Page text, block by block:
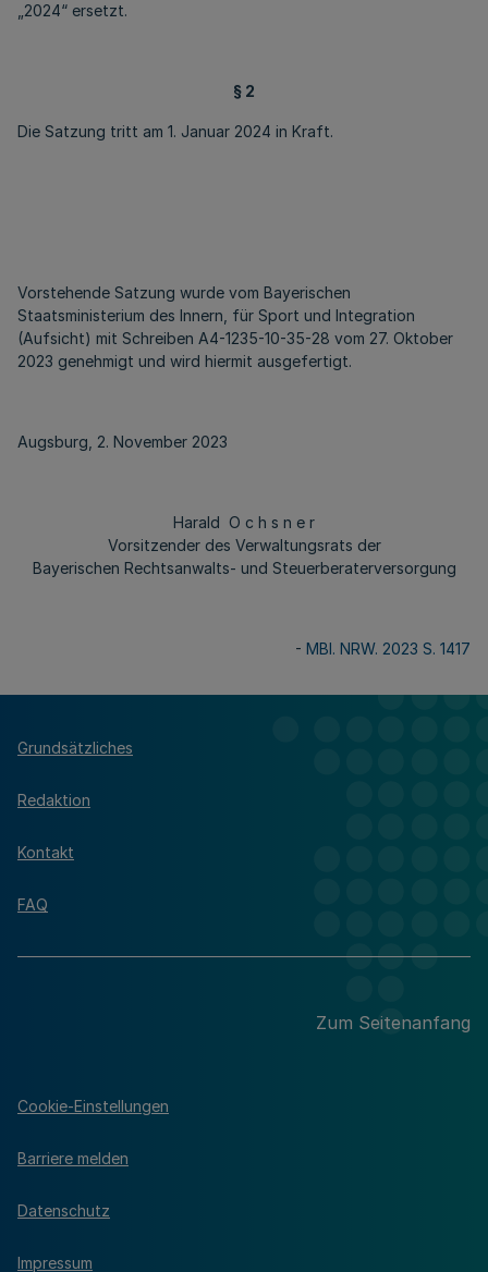
„2024“ ersetzt.
§ 2
Die Satzung tritt am 1. Januar 2024 in Kraft.
Vorstehende Satzung wurde vom Bayerischen
Staatsministerium des Innern, für Sport und Integration
(Aufsicht) mit Schreiben A4-1235-10-35-28 vom 27. Oktober
2023 genehmigt und wird hiermit ausgefertigt.
Augsburg, 2. November 2023
Harald O c h s n e r
Vorsitzender des Verwaltungsrats der
Bayerischen Rechtsanwalts- und Steuerberaterversorgung
- MBl. NRW. 2023 S. 1417
Grundsätzliches
Redaktion
Kontakt
FAQ
Zum Seitenanfang
Cookie-Einstellungen
Barriere melden
Datenschutz
Impressum